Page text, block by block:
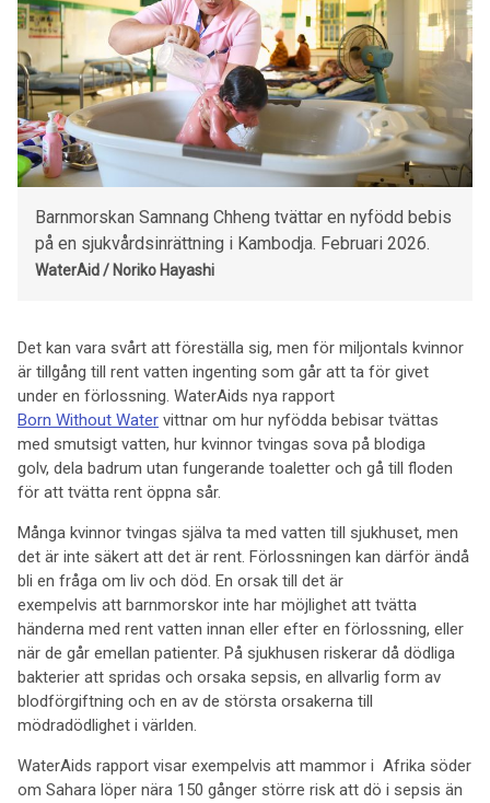
Barnmorskan Samnang Chheng tvättar en nyfödd bebis
på en sjukvårdsinrättning i Kambodja. Februari 2026.
WaterAid / Noriko Hayashi
Det kan vara svårt att föreställa sig, men för miljontals kvinnor
är tillgång till rent vatten ingenting som går att ta för givet
under en förlossning. WaterAids nya rapport
Born Without Water vittnar om hur nyfödda bebisar tvättas
med smutsigt vatten, hur kvinnor tvingas sova på blodiga
golv, dela badrum utan fungerande toaletter och gå till floden
för att tvätta rent öppna sår.
Många kvinnor tvingas själva ta med vatten till sjukhuset, men
det är inte säkert att det är rent. Förlossningen kan därför ändå
bli en fråga om liv och död. En orsak till det är
exempelvis att barnmorskor inte har möjlighet att tvätta
händerna med rent vatten innan eller efter en förlossning, eller
när de går emellan patienter. På sjukhusen riskerar då dödliga
bakterier att spridas och orsaka sepsis, en allvarlig form av
blodförgiftning och en av de största orsakerna till
mödradödlighet i världen.
WaterAids rapport visar exempelvis att mammor i Afrika söder
om Sahara löper nära 150 gånger större risk att dö i sepsis än